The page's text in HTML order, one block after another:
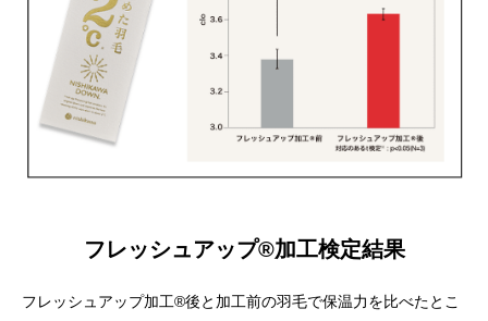
フレッシュアップ®加工検定結果
フレッシュアップ加工®後と加工前の羽毛で保温力を比べたとこ